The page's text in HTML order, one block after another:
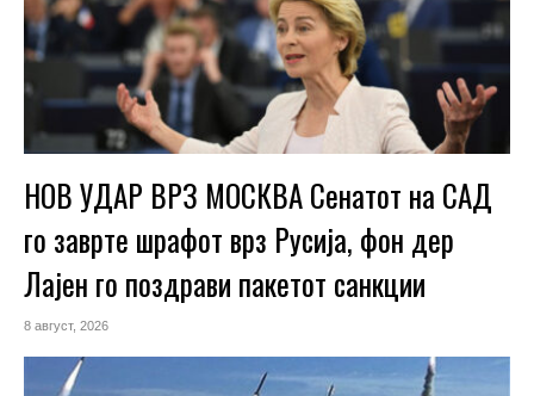
НОВ УДАР ВРЗ МОСКВА Сенатот на САД
го заврте шрафот врз Русија, фон дер
Лајен го поздрави пакетот санкции
8 август, 2026